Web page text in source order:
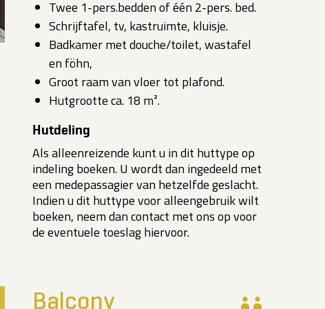
Twee 1-pers.bedden of één 2-pers. bed.
Schrijftafel, tv, kastruimte, kluisje.
Badkamer met douche/toilet, wastafel
en föhn,
Groot raam van vloer tot plafond.
Hutgrootte ca. 18 m².
Hutdeling
Als alleenreizende kunt u in dit huttype op
indeling boeken. U wordt dan ingedeeld met
een medepassagier van hetzelfde geslacht.
Indien u dit huttype voor alleengebruik wilt
boeken, neem dan contact met ons op voor
de eventuele toeslag hiervoor.
Balcony